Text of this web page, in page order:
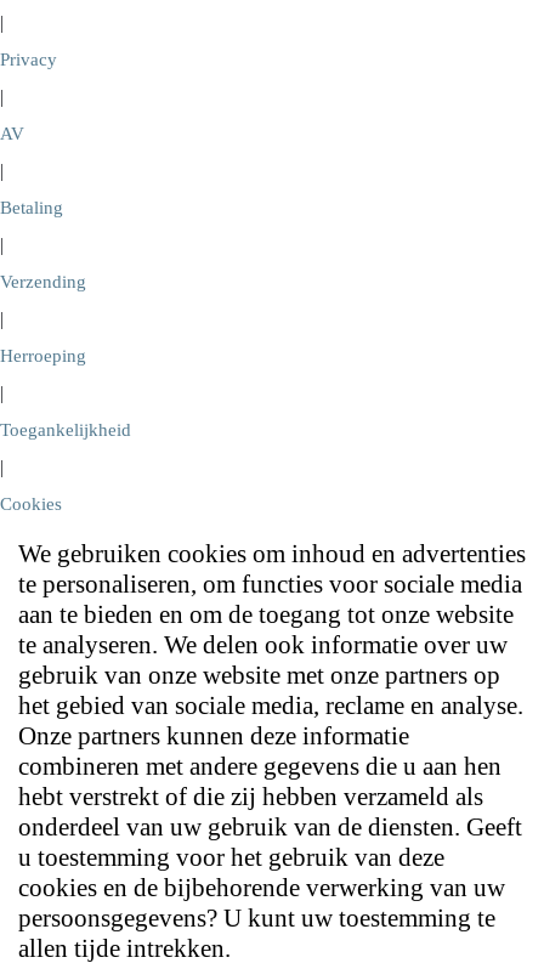
|
Privacy
|
AV
|
Betaling
|
Verzending
|
Herroeping
|
Toegankelijkheid
|
Cookies
We gebruiken cookies om inhoud en advertenties
te personaliseren, om functies voor sociale media
aan te bieden en om de toegang tot onze website
te analyseren. We delen ook informatie over uw
gebruik van onze website met onze partners op
het gebied van sociale media, reclame en analyse.
Onze partners kunnen deze informatie
combineren met andere gegevens die u aan hen
hebt verstrekt of die zij hebben verzameld als
onderdeel van uw gebruik van de diensten. Geeft
u toestemming voor het gebruik van deze
cookies en de bijbehorende verwerking van uw
persoonsgegevens? U kunt uw toestemming te
allen tijde intrekken.